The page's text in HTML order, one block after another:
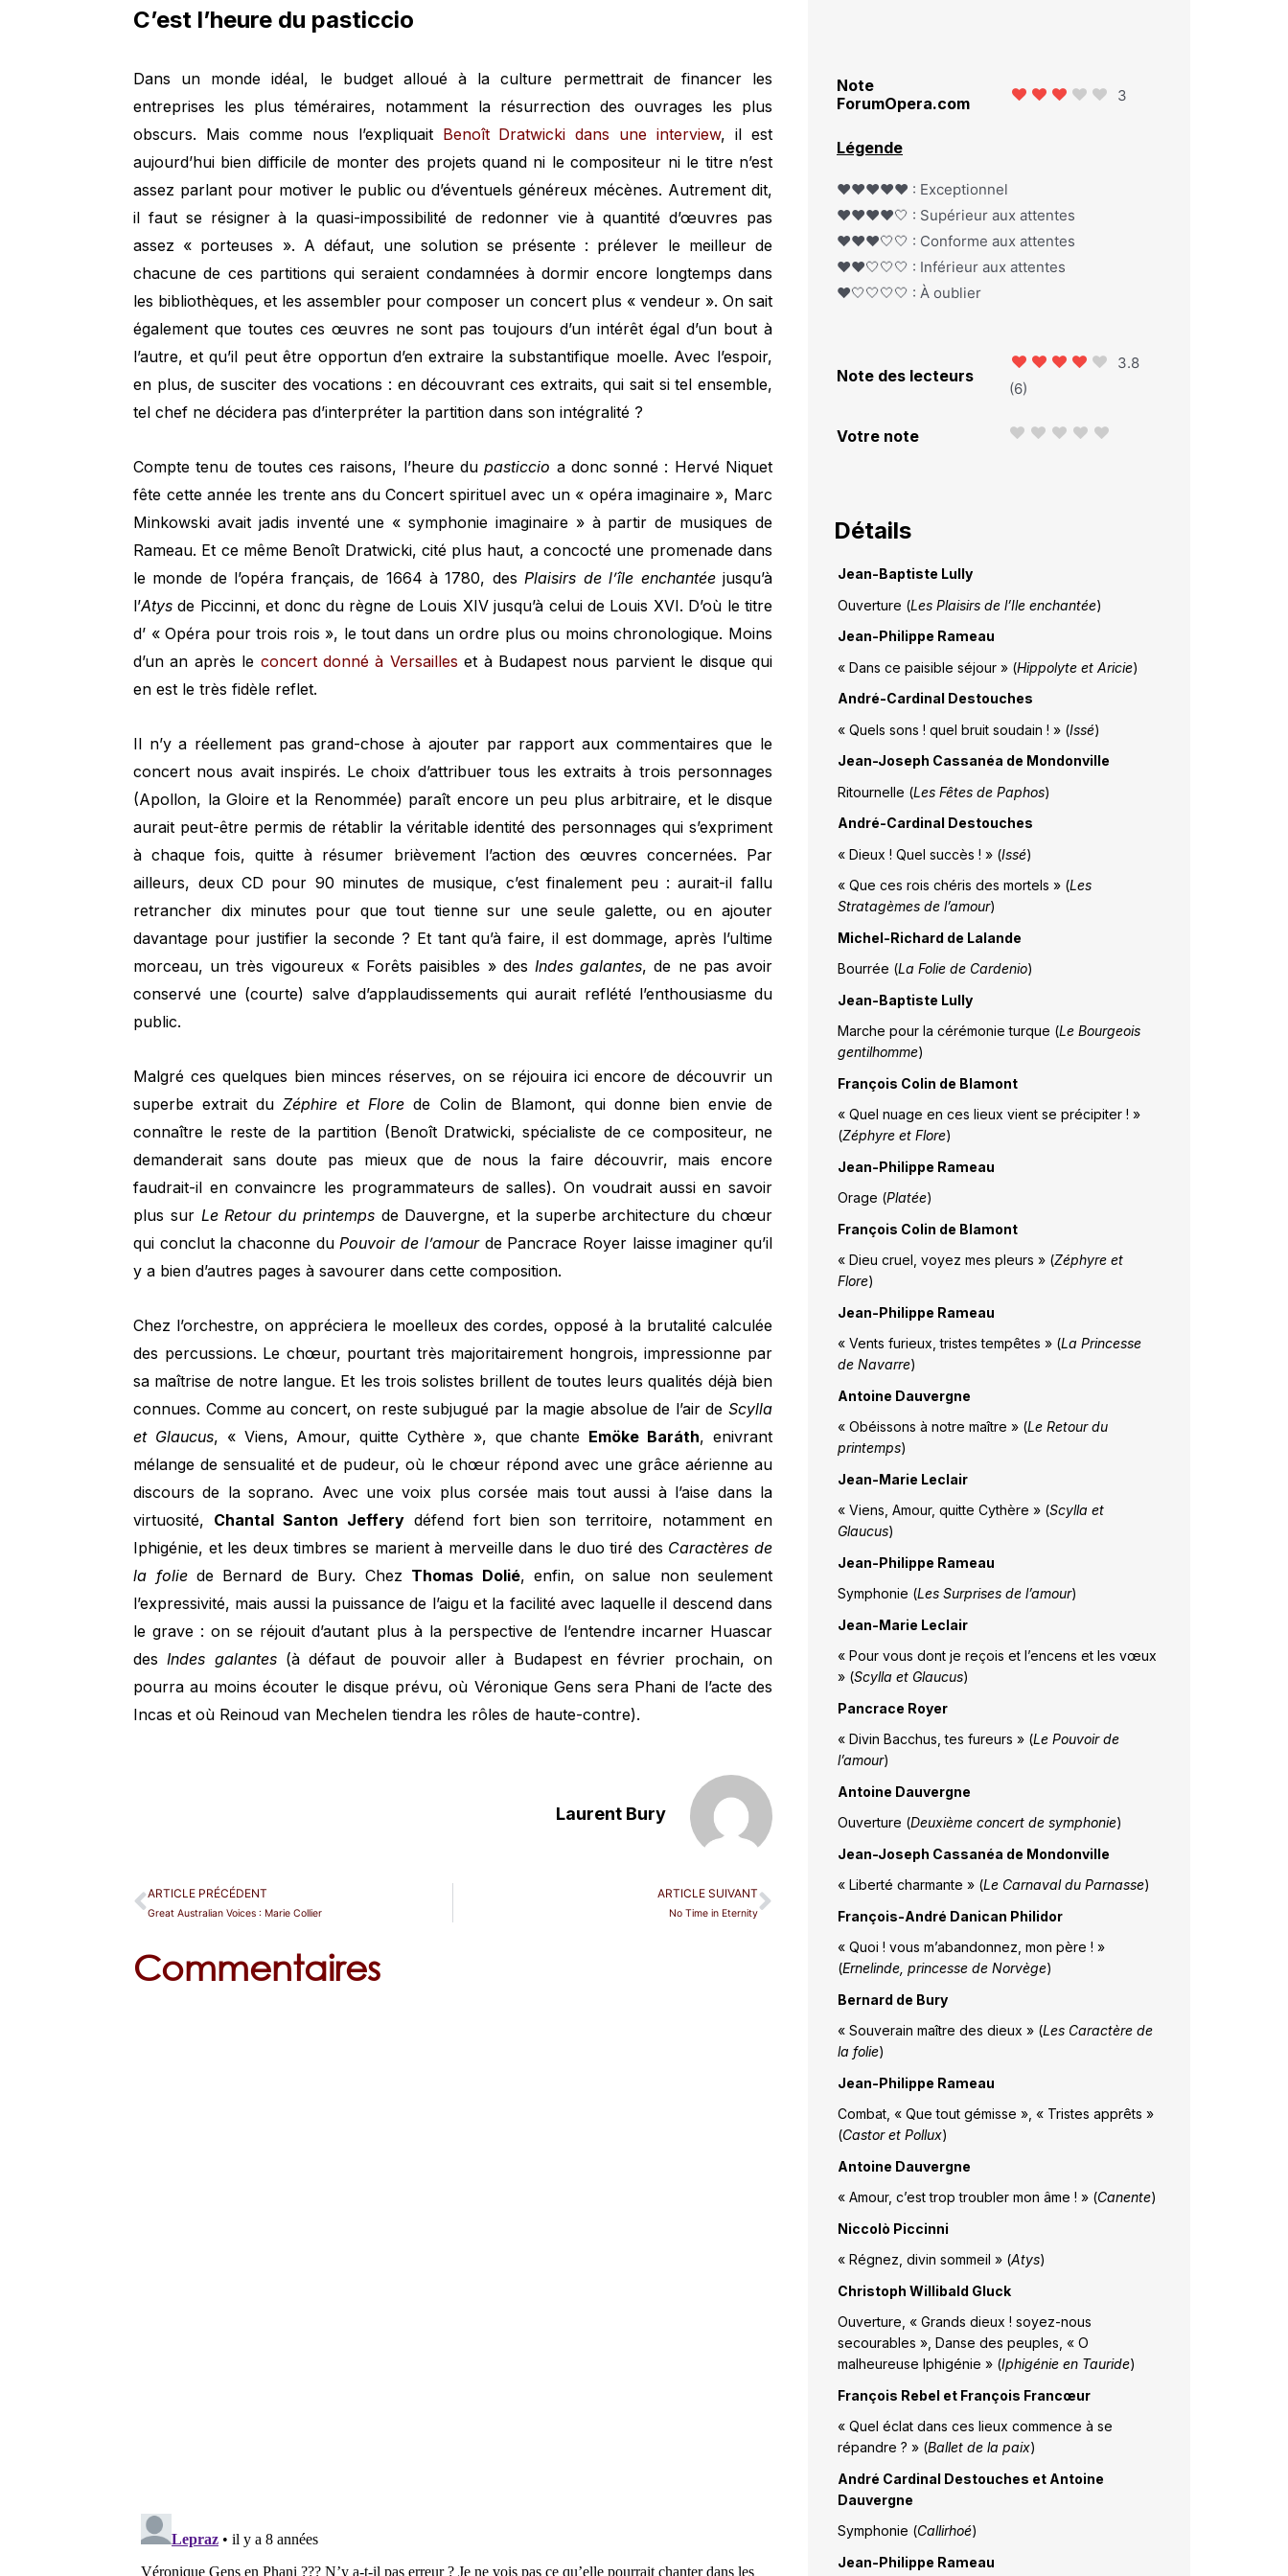
C’est l’heure du pasticcio
Dans un monde idéal, le budget alloué à la culture permettrait de financer les
entreprises les plus téméraires, notamment la résurrection des ouvrages les plus
obscurs. Mais comme nous l’expliquait Benoît Dratwicki dans une interview, il est
aujourd’hui bien difficile de monter des projets quand ni le compositeur ni le titre n’est
assez parlant pour motiver le public ou d’éventuels généreux mécènes. Autrement dit,
il faut se résigner à la quasi-impossibilité de redonner vie à quantité d’œuvres pas
assez « porteuses ». A défaut, une solution se présente : prélever le meilleur de
chacune de ces partitions qui seraient condamnées à dormir encore longtemps dans
les bibliothèques, et les assembler pour composer un concert plus « vendeur ». On sait
également que toutes ces œuvres ne sont pas toujours d’un intérêt égal d’un bout à
l’autre, et qu’il peut être opportun d’en extraire la substantifique moelle. Avec l’espoir,
en plus, de susciter des vocations : en découvrant ces extraits, qui sait si tel ensemble,
tel chef ne décidera pas d’interpréter la partition dans son intégralité ?
Compte tenu de toutes ces raisons, l’heure dupasticcio a donc sonné : Hervé Niquet
fête cette année les trente ans du Concert spirituel avec un « opéra imaginaire », Marc
Minkowski avait jadis inventé une « symphonie imaginaire » à partir de musiques de
Rameau. Et ce même Benoît Dratwicki, cité plus haut, a concocté une promenade dans
le monde de l’opéra français, de 1664 à 1780, desPlaisirs de l’île enchantéejusqu’à
l’Atys de Piccinni, et donc du règne de Louis XIV jusqu’à celui de Louis XVI. D’où le titre
d’ « Opéra pour trois rois », le tout dans un ordre plus ou moins chronologique. Moins
d’un an après le concert donné à Versailles et à Budapest nous parvient le disque qui
en est le très fidèle reflet.
Il n’y a réellement pas grand-chose à ajouter par rapport aux commentaires que le
concert nous avait inspirés. Le choix d’attribuer tous les extraits à trois personnages
(Apollon, la Gloire et la Renommée) paraît encore un peu plus arbitraire, et le disque
aurait peut-être permis de rétablir la véritable identité des personnages qui s’expriment
à chaque fois, quitte à résumer brièvement l’action des œuvres concernées. Par
ailleurs, deux CD pour 90 minutes de musique, c’est finalement peu : aurait-il fallu
retrancher dix minutes pour que tout tienne sur une seule galette, ou en ajouter
davantage pour justifier la seconde ? Et tant qu’à faire, il est dommage, après l’ultime
morceau, un très vigoureux « Forêts paisibles » des Indes galantes, de ne pas avoir
conservé une (courte) salve d’applaudissements qui aurait reflété l’enthousiasme du
public.
Malgré ces quelques bien minces réserves, on se réjouira ici encore de découvrir un
superbe extrait duZéphire et Flore de Colin de Blamont, qui donne bien envie de
connaître le reste de la partition (Benoît Dratwicki, spécialiste de ce compositeur, ne
demanderait sans doute pas mieux que de nous la faire découvrir, mais encore
faudrait-il en convaincre les programmateurs de salles). On voudrait aussi en savoir
plus sur Le Retour du printempsde Dauvergne, et la superbe architecture du chœur
qui conclut la chaconne duPouvoir de l’amourde Pancrace Royer laisse imaginer qu’il
y a bien d’autres pages à savourer dans cette composition.
Chez l’orchestre, on appréciera le moelleux des cordes, opposé à la brutalité calculée
des percussions. Le chœur, pourtant très majoritairement hongrois, impressionne par
sa maîtrise de notre langue. Et les trois solistes brillent de toutes leurs qualités déjà bien
connues. Comme au concert, on reste subjugué par la magie absolue de l’air de Scylla
et Glaucus, « Viens, Amour, quitte Cythère », que chante Emöke Baráth, enivrant
mélange de sensualité et de pudeur, où le chœur répond avec une grâce aérienne au
discours de la soprano. Avec une voix plus corsée mais tout aussi à l’aise dans la
virtuosité, Chantal Santon Jefferydéfend fort bien son territoire, notamment en
Iphigénie, et les deux timbres se marient à merveille dans le duo tiré des Caractères de
la foliede Bernard de Bury. Chez Thomas Dolié, enfin, on salue non seulement
l’expressivité, mais aussi la puissance de l’aigu et la facilité avec laquelle il descend dans
le grave : on se réjouit d’autant plus à la perspective de l’entendre incarner Huascar
desIndes galantes(à défaut de pouvoir aller à Budapest en février prochain, on
pourra au moins écouter le disque prévu, où Véronique Gens sera Phani de l’acte des
Incas et où Reinoud van Mechelen tiendra les rôles de haute-contre).
Laurent Bury
ARTICLE PRÉCÉDENT
Great Australian Voices : Marie Collier
ARTICLE SUIVANT
No Time in Eternity
Commentaires
Note
ForumOpera.com
3
Légende
❤️❤️❤️❤️❤️ : Exceptionnel
❤️❤️❤️❤️🤍 : Supérieur aux attentes
❤️❤️❤️🤍🤍 : Conforme aux attentes
❤️❤️🤍🤍🤍 : Inférieur aux attentes
❤️🤍🤍🤍🤍 : À oublier
Note des lecteurs
3.8
(6)
Votre note
Détails
Jean-Baptiste Lully
Ouverture (Les Plaisirs de l’Ile enchantée)
Jean-Philippe Rameau
« Dans ce paisible séjour » (Hippolyte et Aricie)
André-Cardinal Destouches
« Quels sons ! quel bruit soudain ! » (Issé)
Jean-Joseph Cassanéa de Mondonville
Ritournelle (Les Fêtes de Paphos)
André-Cardinal Destouches
« Dieux ! Quel succès ! » (Issé)
« Que ces rois chéris des mortels » (Les
Stratagèmes de l’amour)
Michel-Richard de Lalande
Bourrée (La Folie de Cardenio)
Jean-Baptiste Lully
Marche pour la cérémonie turque (Le Bourgeois
gentilhomme)
François Colin de Blamont
« Quel nuage en ces lieux vient se précipiter ! »
(Zéphyre et Flore)
Jean-Philippe Rameau
Orage (Platée)
François Colin de Blamont
« Dieu cruel, voyez mes pleurs » (Zéphyre et
Flore)
Jean-Philippe Rameau
« Vents furieux, tristes tempêtes » (La Princesse
de Navarre)
Antoine Dauvergne
« Obéissons à notre maître » (Le Retour du
printemps)
Jean-Marie Leclair
« Viens, Amour, quitte Cythère » (Scylla et
Glaucus)
Jean-Philippe Rameau
Symphonie (Les Surprises de l’amour)
Jean-Marie Leclair
« Pour vous dont je reçois et l’encens et les vœux
» (Scylla et Glaucus)
Pancrace Royer
« Divin Bacchus, tes fureurs » (Le Pouvoir de
l’amour)
Antoine Dauvergne
Ouverture (Deuxième concert de symphonie)
Jean-Joseph Cassanéa de Mondonville
« Liberté charmante » (Le Carnaval du Parnasse)
François-André Danican Philidor
« Quoi ! vous m’abandonnez, mon père ! »
(Ernelinde, princesse de Norvège)
Bernard de Bury
« Souverain maître des dieux » (Les Caractère de
la folie)
Jean-Philippe Rameau
Combat, « Que tout gémisse », « Tristes apprêts »
(Castor et Pollux)
Antoine Dauvergne
« Amour, c’est trop troubler mon âme ! » (Canente)
Niccolò Piccinni
« Régnez, divin sommeil » (Atys)
Christoph Willibald Gluck
Ouverture, « Grands dieux ! soyez-nous
secourables », Danse des peuples, « O
malheureuse Iphigénie » (Iphigénie en Tauride)
François Rebel et François Francœur
« Quel éclat dans ces lieux commence à se
répandre ? » (Ballet de la paix)
André Cardinal Destouches et Antoine
Dauvergne
Symphonie (Callirhoé)
Jean-Philippe Rameau